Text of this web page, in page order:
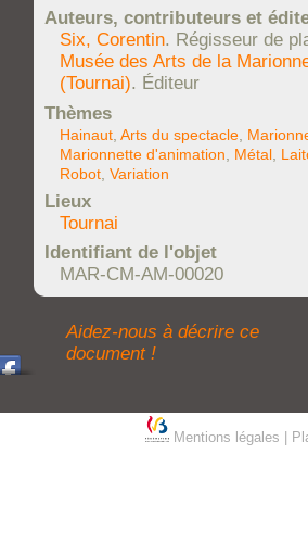
Auteurs, contributeurs et
Six, Corentin. Régisseur de
Musée des Arts de la
(Tournai). Éditeur
Thèmes
Hainaut Arts du spectacle
Marionnette d'animation
Métal
Robot Variation
Lieux
Tournai
Identifiant de l'objet
MAR-CM-AM-00020
Aidez-nous à décrire ce
document !
Mentions légales